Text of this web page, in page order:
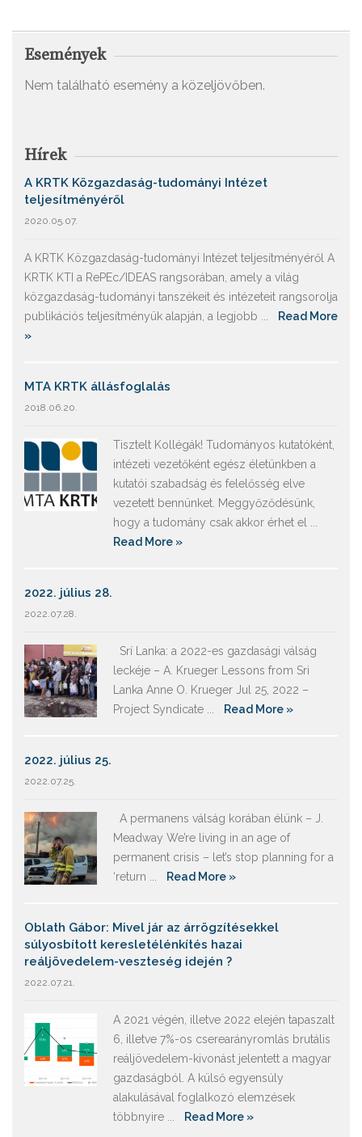
Események
Nem található esemény a közeljövőben.
Hírek
A KRTK Közgazdaság-tudományi Intézet
teljesítményéről
2020.05.07.
A KRTK Közgazdaság-tudományi Intézet teljesítményéről A
KRTK KTI a RePEc/IDEAS rangsorában, amely a világ
közgazdaság-tudományi tanszékeit és intézeteit rangsorolja
publikációs teljesítményük alapján, a legjobb ...
Read More
»
MTA KRTK állásfoglalás
2018.06.20.
Tisztelt Kollégák! Tudományos kutatóként,
intézeti vezetőként egész életünkben a
kutatói szabadság és felelősség elve
vezetett bennünket. Meggyőződésünk,
hogy a tudomány csak akkor érhet el ...
Read More »
2022. július 28.
2022.07.28.
Srí Lanka: a 2022-es gazdasági válság
leckéje – A. Krueger Lessons from Sri
Lanka Anne O. Krueger Jul 25, 2022 –
Project Syndicate ...
Read More »
2022. július 25.
2022.07.25.
A permanens válság korában élünk – J.
Meadway We’re living in an age of
permanent crisis – let’s stop planning for a
‘return ...
Read More »
Oblath Gábor: Mivel jár az árrögzítésekkel
súlyosbított keresletélénkítés hazai
reáljövedelem-veszteség idején ?
2022.07.21.
A 2021 végén, illetve 2022 elején tapaszalt
6, illetve 7%-os cserearányromlás brutális
reáljövedelem-kivonást jelentett a magyar
gazdaságból. A külső egyensúly
alakulásával foglalkozó elemzések
többnyire ...
Read More »